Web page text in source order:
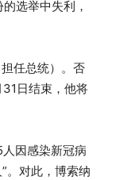
选举中失利，
任总统）。否
日结束，他将
因感染新冠病
。对此，博索纳